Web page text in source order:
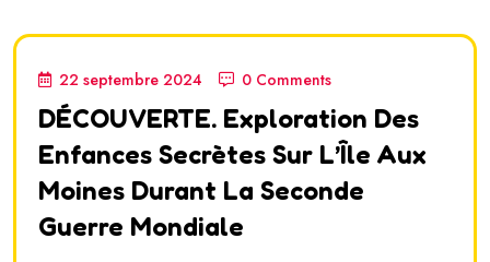
22 septembre 2024 0 Comments
DÉCOUVERTE. Exploration Des
Enfances Secrètes Sur L’Île Aux
Moines Durant La Seconde
Guerre Mondiale